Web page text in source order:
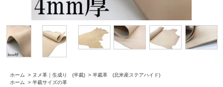
ホーム > ヌメ革｜生成り (半裁) > 半裁革 (北米産ステアハイド)
ホーム
> 半裁サイズの革